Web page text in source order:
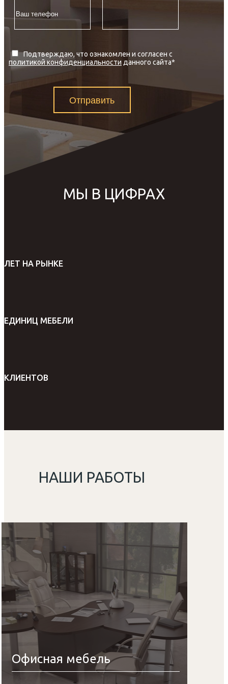
Подтверждаю, что ознакомлен и согласен с
политикой конфиденциальности данного сайта*
Отправить
МЫ В ЦИФРАХ
ЛЕТ НА РЫНКЕ
ЕДИНИЦ МЕБЕЛИ
КЛИЕНТОВ
НАШИ РАБОТЫ
Офисная мебель